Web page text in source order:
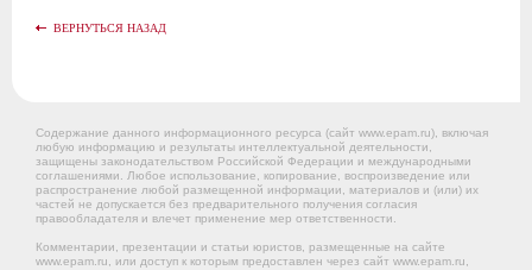
ВЕРНУТЬСЯ НАЗАД
Содержание данного информационного ресурса (сайт www.epam.ru), включая
любую информацию и результаты интеллектуальной деятельности,
защищены законодательством Российской Федерации и международными
соглашениями. Любое использование, копирование, воспроизведение или
распространение любой размещенной информации, материалов и (или) их
частей не допускается без предварительного получения согласия
правообладателя и влечет применение мер ответственности.
Комментарии, презентации и статьи юристов, размещенные на сайте
www.epam.ru, или доступ к которым предоставлен через сайт www.epam.ru,